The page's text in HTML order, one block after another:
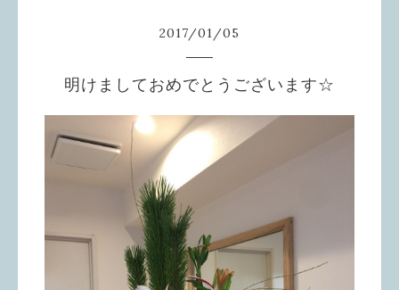
2017/01/05
明けましておめでとうございます☆